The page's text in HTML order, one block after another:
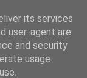
its services
user-agent are
and security
usage